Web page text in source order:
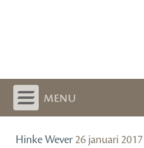
menu
Hinke Wever 26 januari 2017